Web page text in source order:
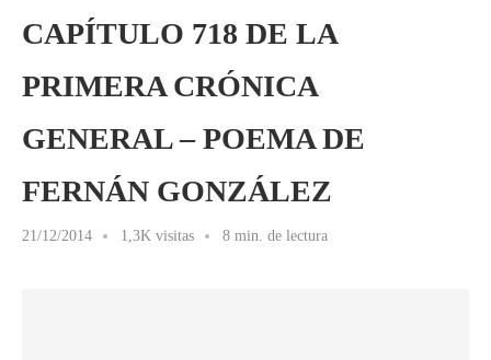
CAPÍTULO 718 DE LA
PRIMERA CRÓNICA
GENERAL – POEMA DE
FERNÁN GONZÁLEZ
21/12/2014 1,3K visitas 8 min. de lectura